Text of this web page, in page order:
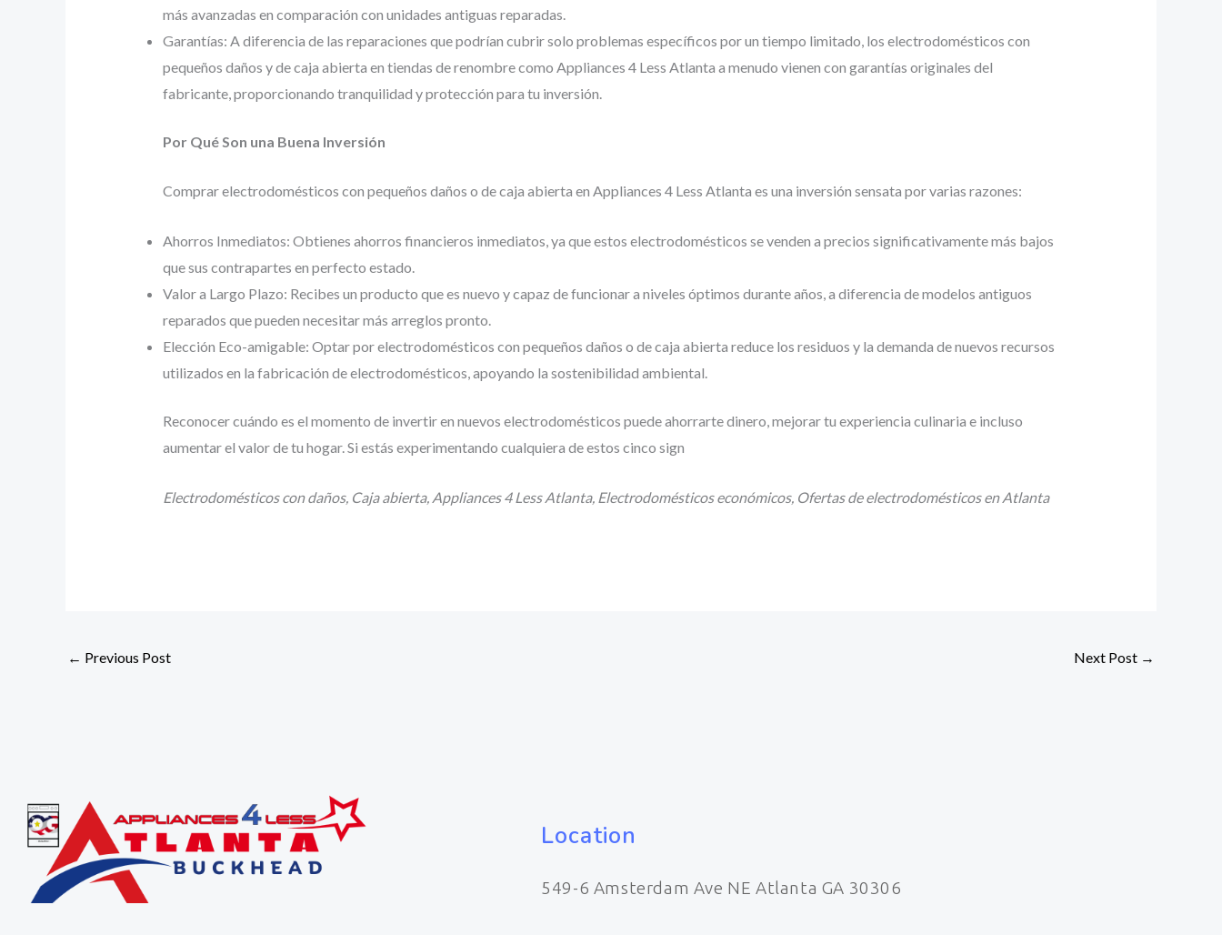
más avanzadas en comparación con unidades antiguas reparadas.
Garantías: A diferencia de las reparaciones que podrían cubrir solo problemas específicos por un tiempo limitado, los electrodomésticos con
pequeños daños y de caja abierta en tiendas de renombre como Appliances 4 Less Atlanta a menudo vienen con garantías originales del
fabricante, proporcionando tranquilidad y protección para tu inversión.
Por Qué Son una Buena Inversión
Comprar electrodomésticos con pequeños daños o de caja abierta en Appliances 4 Less Atlanta es una inversión sensata por varias razones:
Ahorros Inmediatos: Obtienes ahorros financieros inmediatos, ya que estos electrodomésticos se venden a precios significativamente más bajos
que sus contrapartes en perfecto estado.
Valor a Largo Plazo: Recibes un producto que es nuevo y capaz de funcionar a niveles óptimos durante años, a diferencia de modelos antiguos
reparados que pueden necesitar más arreglos pronto.
Elección Eco-amigable: Optar por electrodomésticos con pequeños daños o de caja abierta reduce los residuos y la demanda de nuevos recursos
utilizados en la fabricación de electrodomésticos, apoyando la sostenibilidad ambiental.
Reconocer cuándo es el momento de invertir en nuevos electrodomésticos puede ahorrarte dinero, mejorar tu experiencia culinaria e incluso
aumentar el valor de tu hogar. Si estás experimentando cualquiera de estos cinco sign
Electrodomésticos con daños, Caja abierta, Appliances 4 Less Atlanta, Electrodomésticos económicos, Ofertas de electrodomésticos en Atlanta
← Previous Post Next Post →
Location
549-6 Amsterdam Ave NE Atlanta GA 30306